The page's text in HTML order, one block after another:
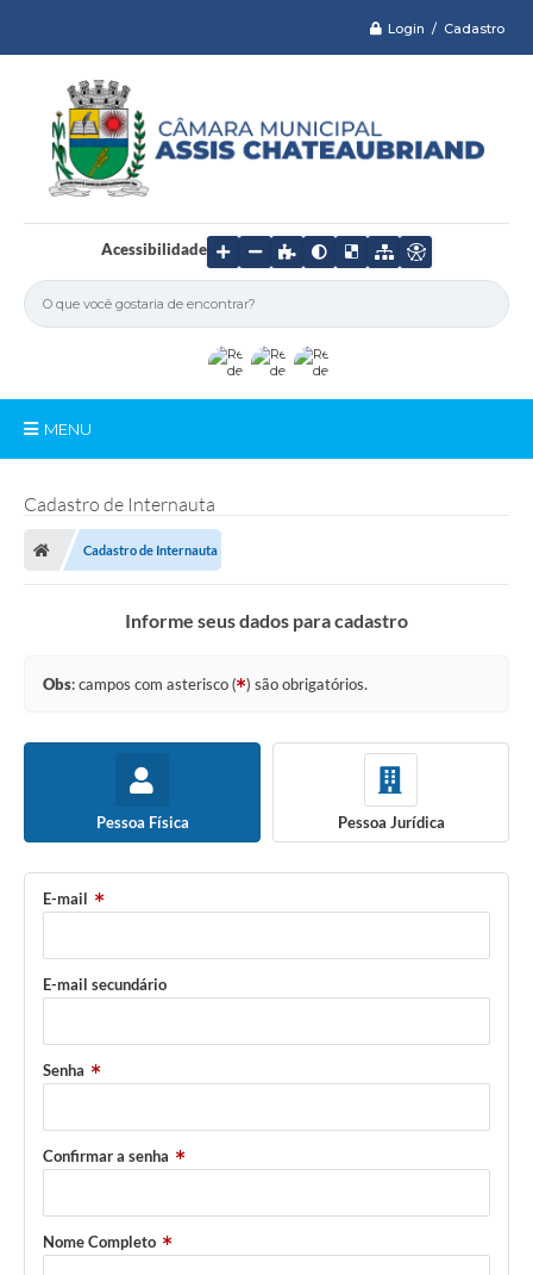
Login / Cadastro
Acessibilidade
MENU
Câmara
Editais
LGPD - Política de Privacidade
Diários Oficial
Arquivos para Download
Notícias
WebMail
Cadastro de Internauta
Cadastro de Internauta
Informe seus dados para cadastro
Obs: campos com asterisco ( ) são obrigatórios.
Pessoa Física Pessoa Jurídica
E-mail
E-mail secundário
Senha
Confirmar a senha
Nome Completo